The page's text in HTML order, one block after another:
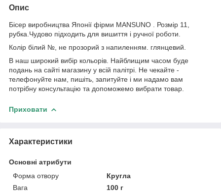
Опис
Бісер виробництва Японії фірми MANSUNO . Розмір 11,
рубка.Чудово підходить для вишиття і ручної роботи.
Колір білий №, не прозорий з напиленням. глянцевий.
В наш широкий вибір кольорів. Найблищим часом буде
подань на сайті магазину у всій палітрі. Не чекайте -
телефонуйте нам, пишіть, запитуйте і ми надамо вам
потрібну консультацію та допоможемо вибрати товар.
Приховати
Характеристики
Основні атрибути
Форма отвору
Кругла
Вага
100 г